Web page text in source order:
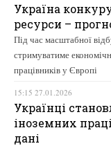
Україна
ресурси –
Під час масштабної
стримуватиме
працівників у Європі
15:15 27.01.2026
Українці
іноземних
дані